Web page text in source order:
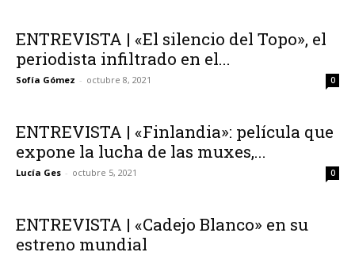
ENTREVISTA | «El silencio del Topo», el
periodista infiltrado en el...
Sofía Gómez - octubre 8, 2021 0
ENTREVISTA | «Finlandia»: película que
expone la lucha de las muxes,...
Lucía Ges - octubre 5, 2021 0
ENTREVISTA | «Cadejo Blanco» en su
estreno mundial